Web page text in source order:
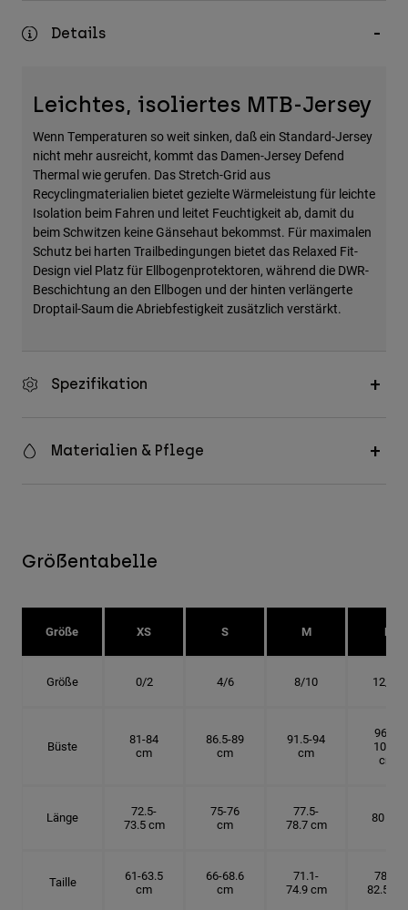
Hüte & Mützen
Alle anzeigen
Details
Leichtes, isoliertes MTB-Jersey
Wenn Temperaturen so weit sinken, daß ein Standard-Jersey
nicht mehr ausreicht, kommt das Damen-Jersey Defend
Thermal wie gerufen. Das Stretch-Grid aus
Recyclingmaterialien bietet gezielte Wärmeleistung für leichte
Isolation beim Fahren und leitet Feuchtigkeit ab, damit du
beim Schwitzen keine Gänsehaut bekommst. Für maximalen
Schutz bei harten Trailbedingungen bietet das Relaxed Fit-
Design viel Platz für Ellbogenprotektoren, während die DWR-
Beschichtung an den Ellbogen und der hinten verlängerte
Droptail-Saum die Abriebfestigkeit zusätzlich verstärkt.
Spezifikation
Materialien & Pflege
Größentabelle
Größe XS S M L
Größe 0/2 4/6 8/10 12/14
Büste
81-84
cm
86.5-89
cm
91.5-94
cm
96.5-
101.5
cm
Länge
72.5-
73.5 cm
75-76
cm
77.5-
78.7 cm
80 cm
Taille
61-63.5
cm
66-68.6
cm
71.1-
74.9 cm
78.7-
82.5 cm